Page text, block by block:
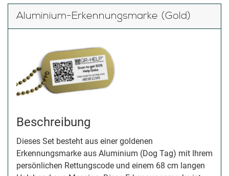
Aluminium-Erkennungsmarke (Gold)
Beschreibung
Dieses Set besteht aus einer goldenen
Erkennungsmarke aus Aluminium (Dog Tag) mit Ihrem
persönlichen Rettungscode und einem 68 cm langen